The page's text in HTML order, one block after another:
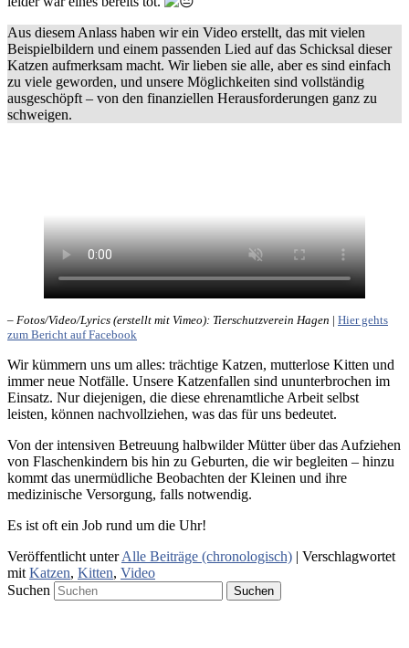
Aus diesem Anlass haben wir ein Video erstellt, das mit vielen
Beispielbildern und einem passenden Lied auf das Schicksal dieser
Katzen aufmerksam macht. Wir lieben sie alle, aber es sind einfach
zu viele geworden, und unsere Möglichkeiten sind vollständig
ausgeschöpft – von den finanziellen Herausforderungen ganz zu
schweigen.
– Fotos/Video/Lyrics (erstellt mit Vimeo): Tierschutzverein Hagen | Hier gehts
zum Bericht auf Facebook
Wir kümmern uns um alles: trächtige Katzen, mutterlose Kitten und
immer neue Notfälle. Unsere Katzenfallen sind ununterbrochen im
Einsatz. Nur diejenigen, die diese ehrenamtliche Arbeit selbst
leisten, können nachvollziehen, was das für uns bedeutet.
Von der intensiven Betreuung halbwilder Mütter über das Aufziehen
von Flaschenkindern bis hin zu Geburten, die wir begleiten – hinzu
kommt das unermüdliche Beobachten der Kleinen und ihre
medizinische Versorgung, falls notwendig.
Es ist oft ein Job rund um die Uhr!
Veröffentlicht unter Alle Beiträge (chronologisch) | Verschlagwortet
mit Katzen, Kitten, Video
Suchen